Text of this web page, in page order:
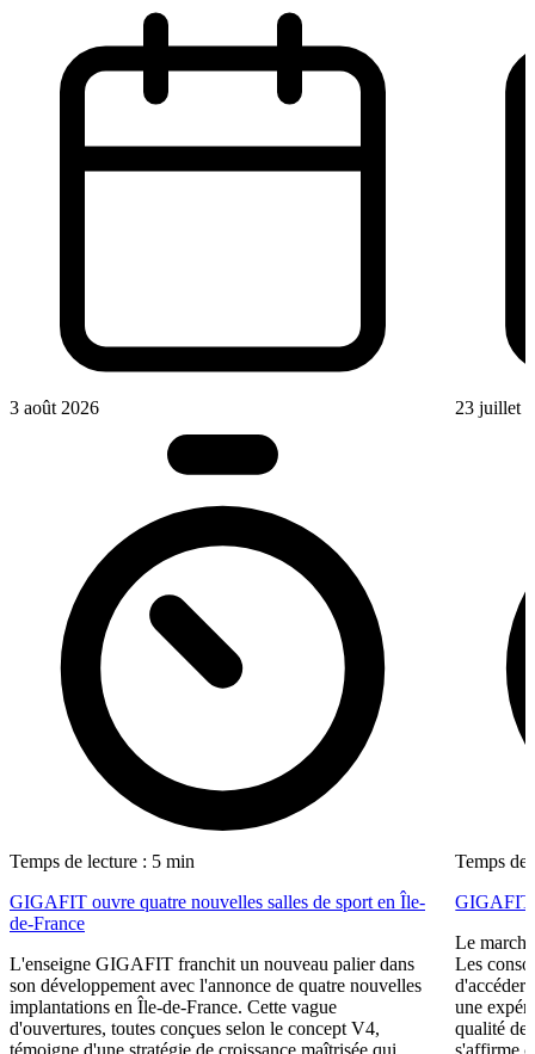
3 août 2026
Temps de lecture : 5 min
GIGAFIT ouvre quatre nouvelles salles de sport en Île-
de-France
L'enseigne GIGAFIT franchit un nouveau palier dans
son développement avec l'annonce de quatre nouvelles
implantations en Île-de-France. Cette vague
d'ouvertures, toutes conçues selon le concept V4,
témoigne d'une stratégie de croissance maîtrisée qui
23 juillet
Temps de
GIGAFIT
Le
Les
d'accéder
une
qualité
s'affirme